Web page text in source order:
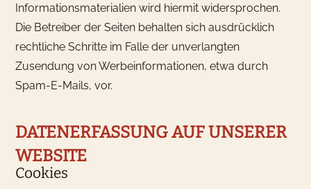
Informationsmaterialien wird hiermit widersprochen.
Die Betreiber der Seiten behalten sich ausdrücklich
rechtliche Schritte im Falle der unverlangten
Zusendung von Werbeinformationen, etwa durch
Spam-E-Mails, vor.
DATENERFASSUNG AUF UNSERER
WEBSITE
Cookies